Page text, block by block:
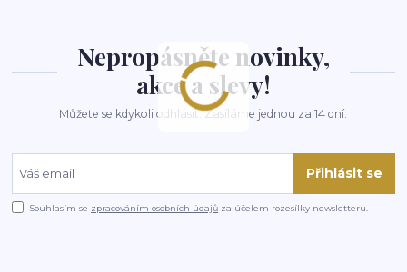
Nepropásněte novinky,
akce a slevy!
Můžete se kdykoli odhlásit. Zasíláme jednou za 14 dní.
Přihlásit se
Souhlasím se zpracováním osobních údajů za účelem rozesílky newsletteru.